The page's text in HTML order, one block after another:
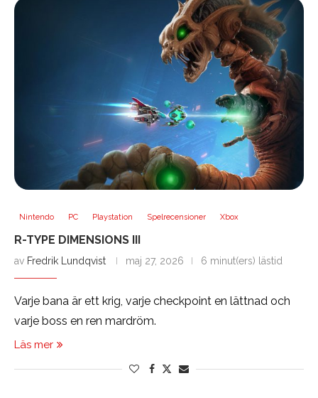
Nintendo PC Playstation Spelrecensioner Xbox
R-TYPE DIMENSIONS III
av Fredrik Lundqvist maj 27, 2026 6 minut(ers) lästid
Varje bana är ett krig, varje checkpoint en lättnad och
varje boss en ren mardröm.
Läs mer